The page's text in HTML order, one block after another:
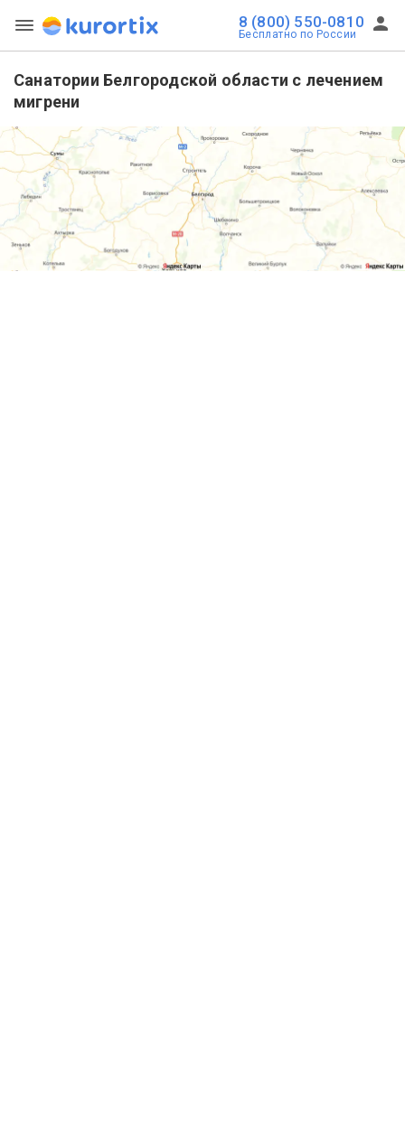
8 (800) 550-0810
Бесплатно по России
Санатории Белгородской области с лечением
мигрени